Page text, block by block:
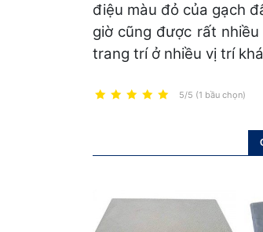
điệu màu đỏ của gạch
giờ cũng được rất
trang trí ở nhiều vị trí
5/5 (1 bầu chọn)